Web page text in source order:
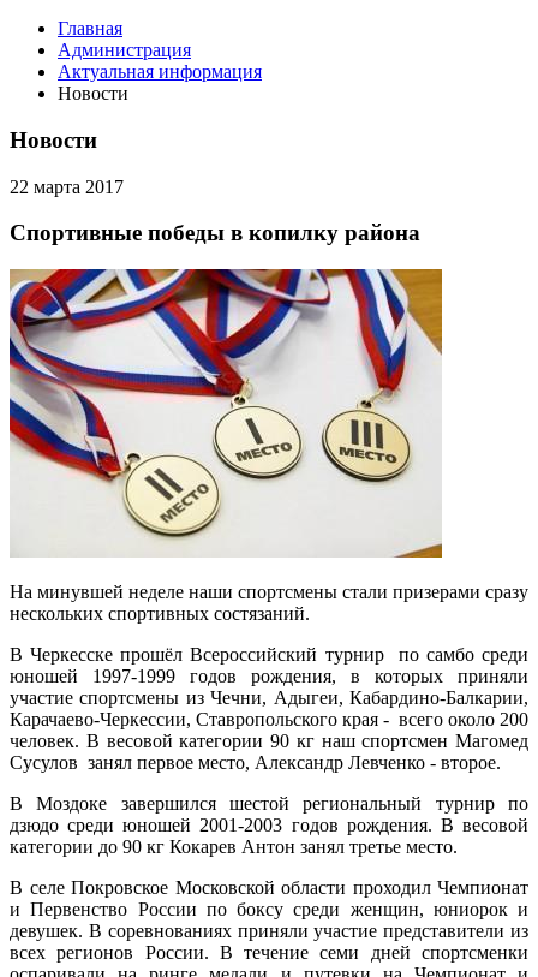
Главная
Администрация
Актуальная информация
Новости
Новости
22 марта 2017
Спортивные победы в копилку района
На минувшей неделе наши спортсмены стали призерами сразу
нескольких спортивных состязаний.
В Черкесске прошёл Всероссийский турнир по самбо среди
юношей 1997-1999 годов рождения, в которых приняли
участие спортсмены из Чечни, Адыгеи, Кабардино-Балкарии,
Карачаево-Черкессии, Ставропольского края - всего около 200
человек. В весовой категории 90 кг наш спортсмен Магомед
Сусулов занял первое место, Александр Левченко - второе.
В Моздоке завершился шестой региональный турнир по
дзюдо среди юношей 2001-2003 годов рождения. В весовой
категории до 90 кг Кокарев Антон занял третье место.
В селе Покровское Московской области проходил Чемпионат
и Первенство России по боксу среди женщин, юниорок и
девушек. В соревнованиях приняли участие представители из
всех регионов России. В течение семи дней спортсменки